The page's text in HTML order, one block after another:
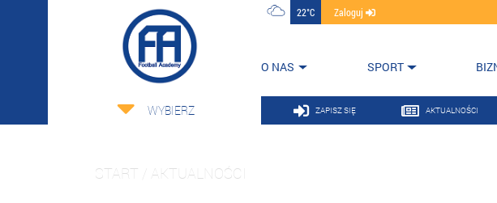
22°C Zaloguj
O NAS SPORT
WYBIERZ ZAPISZ SIĘ AKTUALNOŚCI
START / AKTUALNOŚCI